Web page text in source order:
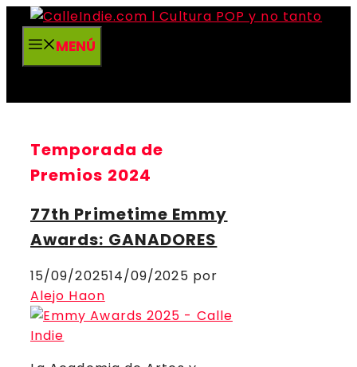
Saltar
contenidoMENÚ
Temporada de
Premios 2024
77th Primetime Emmy
Awards: GANADORES
15/09/202514/09/2025 por
Alejo Haon